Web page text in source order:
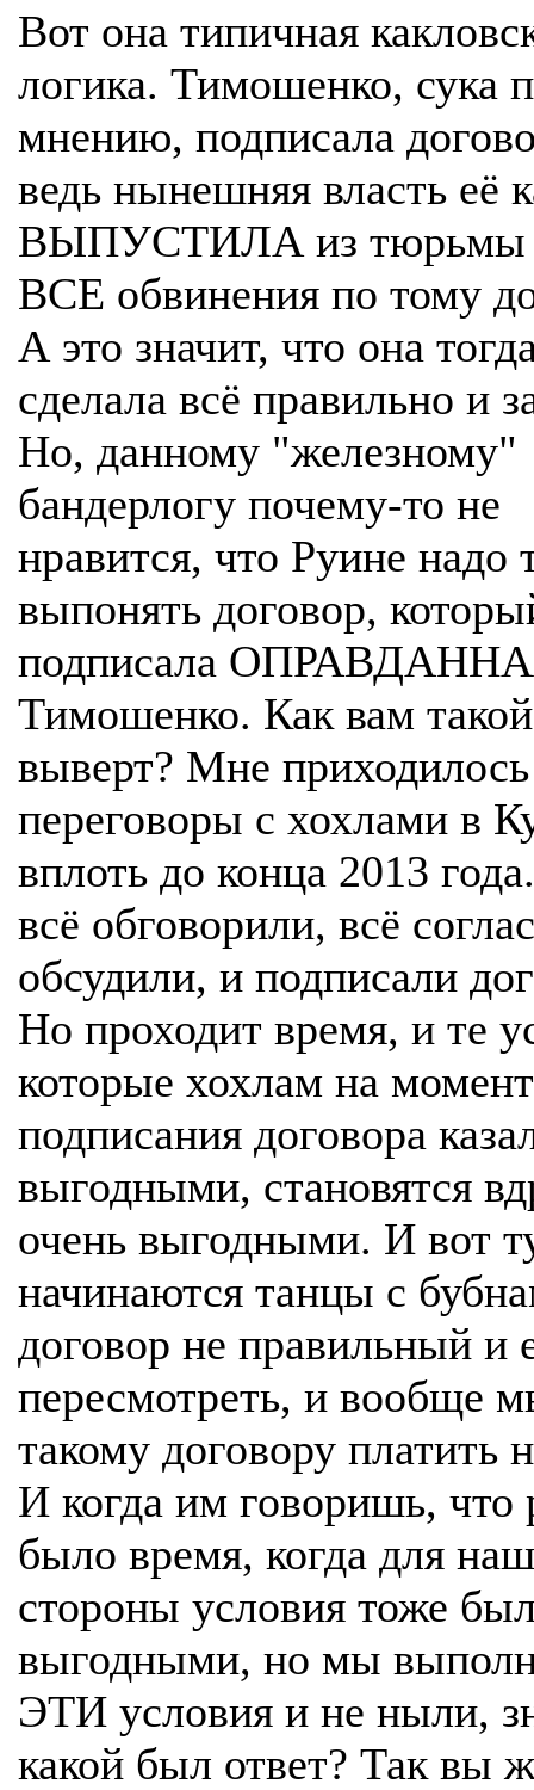
Вот она типичная
логика. Тимошенко, сука
мнению, подписала
ведь нынешняя власть её
ВЫПУСТИЛА из тюрьмы
ВСЕ обвинения по тому
А это значит, что она
сделала всё правильно и
Но, данному "железному"
бандерлогу почему-то не
нравится, что Руине надо
выпонять договор,
подписала
Тимошенко. Как вам такой
выверт? Мне
переговоры с хохлами в
вплоть до конца 2013
всё обговорили, всё
обсудили, и подписали
Но проходит время, и те
которые хохлам на момент
подписания договора
выгодными, становятся
очень выгодными. И вот
начинаются танцы с
договор не правильный и
пересмотреть, и вообще
такому договору платить
И когда им говоришь, что
было время, когда для
стороны условия тоже
выгодными, но мы
ЭТИ условия и не ныли,
какой был ответ? Так вы